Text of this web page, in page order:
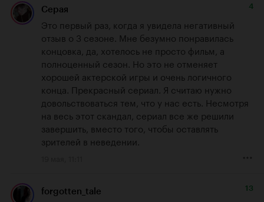
Серая 4
Это первый раз, когда я увидела негативный
отзыв о 3 сезоне. Мне безумно понравилась
концовка, да, хотелось не просто фильм, а
полноценный сезон. Но это не отменяет
хорошей актерской игры и очень логичного
конца. Прекрасный сериал. Я считаю нужно
довольствоваться тем, что у нас есть. Несмотря
на весь этот скандал, сериал все же решили
завершить, вместо того, чтобы оставлять
зрителей в неведении.
forgotten_tale 13